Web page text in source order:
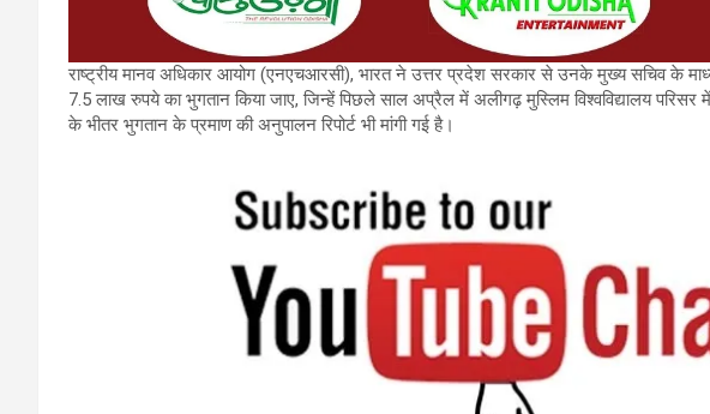
राष्ट्रीय मानव अधिकार आयोग (एनएचआरसी), भारत ने उत्तर प्रदेश सरकार से उनके मुख्य सचिव के
7.5 लाख रुपये का भुगतान किया जाए, जिन्हें पिछले साल अप्रैल में अलीगढ़ मुस्लिम विश्वविद्यालय परिसर
के भीतर भुगतान के प्रमाण की अनुपालन रिपोर्ट भी मांगी गई है।